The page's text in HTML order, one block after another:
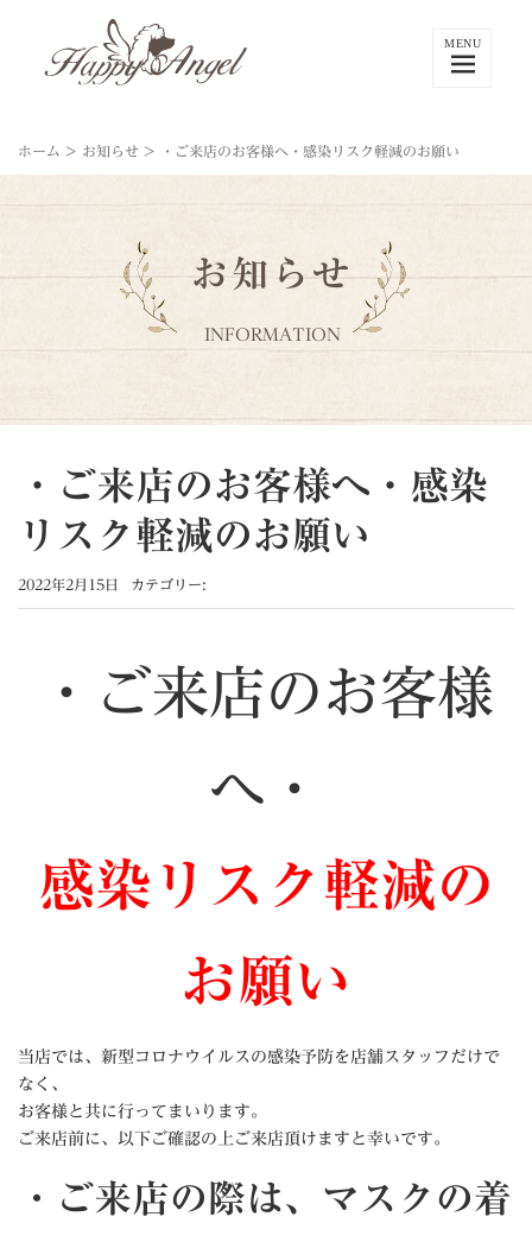
ホーム > お知らせ > ・ご来店のお客様へ・感染リスク軽減のお願い
お知らせ
INFORMATION
・ご来店のお客様へ・感染
リスク軽減のお願い
2022年2月15日 カテゴリー:
・ご来店のお客様
へ・
感染リスク軽減の
お願い
当店では、新型コロナウイルスの感染予防を店舗スタッフだけで
なく、
お客様と共に行ってまいります。
ご来店前に、以下ご確認の上ご来店頂けますと幸いです。
・ご来店の際は、マスクの着